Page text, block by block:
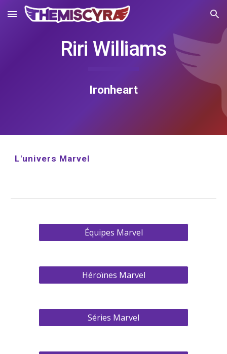
Skip to main content Skip to navigation
Riri Williams
Ironheart
L'univers Marvel
Équipes Marvel
Héroïnes Marvel
Séries Marvel